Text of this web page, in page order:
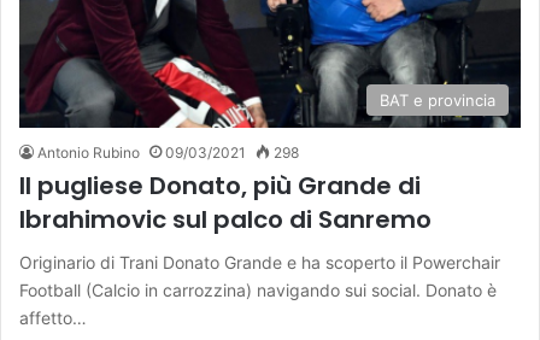
BAT e provincia
Antonio Rubino 09/03/2021 298
Il pugliese Donato, più Grande di
Ibrahimovic sul palco di Sanremo
Originario di Trani Donato Grande e ha scoperto il Powerchair
Football (Calcio in carrozzina) navigando sui social. Donato è
affetto…